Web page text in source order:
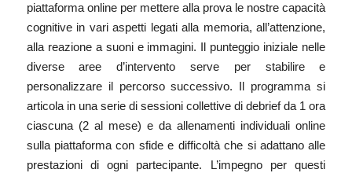
piattaforma online per mettere alla prova le nostre capacità
cognitive in vari aspetti legati alla memoria, all’attenzione,
alla reazione a suoni e immagini. Il punteggio iniziale nelle
diverse aree d’intervento serve per stabilire e
personalizzare il percorso successivo. Il programma si
articola in una serie di sessioni collettive di debrief da 1 ora
ciascuna (2 al mese) e da allenamenti individuali online
sulla piattaforma con sfide e difficoltà che si adattano alle
prestazioni di ogni partecipante. L’impegno per questi